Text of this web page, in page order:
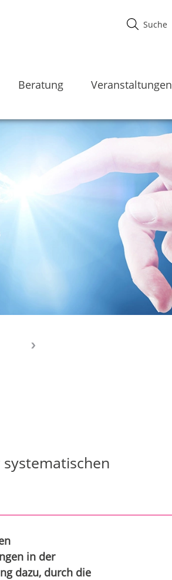
Beratung Veranstaltungen
in der
dazu, durch die